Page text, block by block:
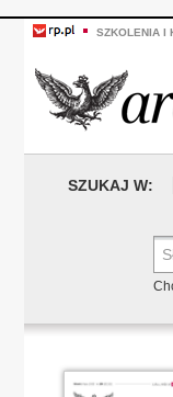
SZKOLENIA I
SZUKAJ W: